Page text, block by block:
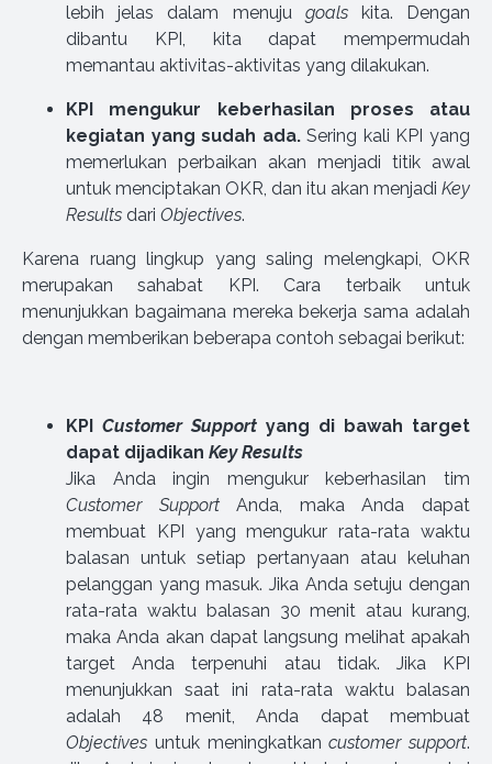
lebih jelas dalam menuju goalskita. Dengan
dibantu KPI, kita dapat mempermudah
memantau aktivitas-aktivitas yang dilakukan.
KPI mengukur keberhasilan
proses atau
kegiatan yang sudah ada.Sering kali KPI yang
memerlukan perbaikan akan menjadi titik awal
untuk menciptakan OKR, dan itu akan menjadi Key
Results dari Objectives.
Karena ruang lingkup yang saling melengkapi, OKR
merupakan sahabat KPI. Cara terbaik untuk
menunjukkan bagaimana mereka bekerja sama adalah
dengan memberikan beberapa contoh sebagai berikut:
KPI Customer Support yang di bawah target
dapat dijadikan Key Results
Jika Anda ingin mengukur keberhasilan tim
Customer SupportAnda, maka Anda dapat
membuat KPI yang mengukur rata-rata waktu
balasan untuk setiap pertanyaan atau keluhan
pelanggan yang masuk. Jika Anda setuju dengan
rata-rata waktu balasan 30 menit atau kurang,
maka Anda akan dapat langsung melihat apakah
target Anda terpenuhi atau tidak. Jika KPI
menunjukkan saat ini rata-rata waktu balasan
adalah 48 menit, Anda dapat membuat
Objectives untuk meningkatkancustomer support.